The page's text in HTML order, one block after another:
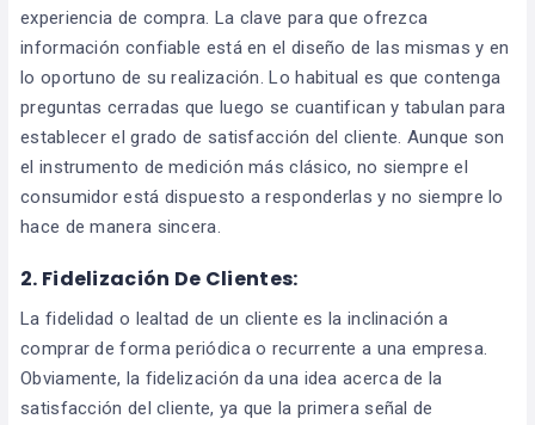
experiencia de compra. La clave para que ofrezca
información confiable está en el diseño de las mismas y en
lo oportuno de su realización. Lo habitual es que contenga
preguntas cerradas que luego se cuantifican y tabulan para
establecer el grado de satisfacción del cliente. Aunque son
el instrumento de medición más clásico, no siempre el
consumidor está dispuesto a responderlas y no siempre lo
hace de manera sincera.
2. Fidelización De Clientes:
La fidelidad o lealtad de un cliente es la inclinación a
comprar de forma periódica o recurrente a una empresa.
Obviamente, la fidelización da una idea acerca de la
satisfacción del cliente, ya que la primera señal de